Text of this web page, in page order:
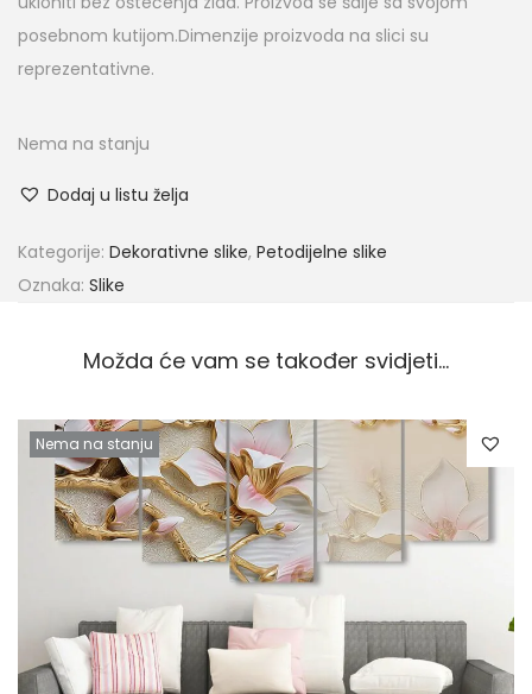
posebnom kutijom.Dimenzije proizvoda na slici su
reprezentativne.
Nema na stanju
Dodaj u listu želja
Kategorije: Dekorativne slike, Petodijelne slike
Oznaka: Slike
Možda će vam se također svidjeti…
Nema na stanju